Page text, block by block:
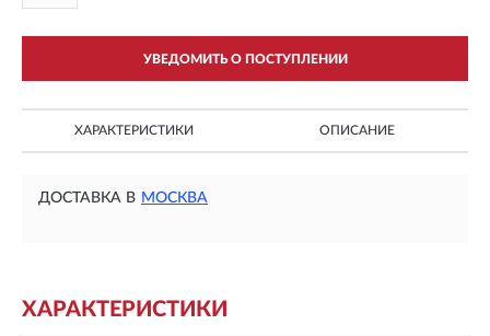
УВЕДОМИТЬ О ПОСТУПЛЕНИИ
ХАРАКТЕРИСТИКИ ОПИСАНИЕ
ДОСТАВКА В МОСКВА
ХАРАКТЕРИСТИКИ